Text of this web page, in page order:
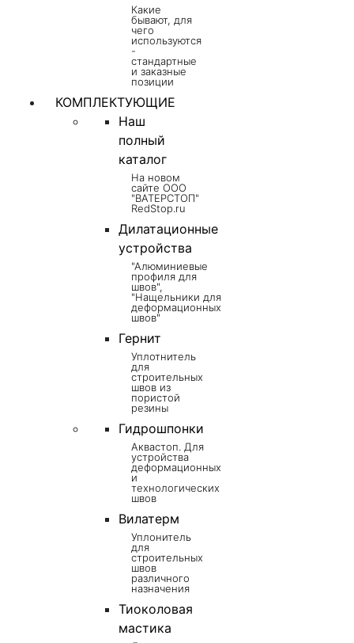
Какие
бывают, для
чего
используются
-
стандартные
и заказные
позиции
КОМПЛЕКТУЮЩИЕ
Наш
полный
каталог
На новом
сайте ООО
"ВАТЕРСТОП"
RedStop.ru
Дилатационные
устройства
"Алюминиевые
профиля для
швов",
"Нащельники для
деформационных
швов"
Гернит
Уплотнитель
для
строительных
швов из
пористой
резины
Гидрошпонки
Аквастоп. Для
устройства
деформационных
и
технологических
швов
Вилатерм
Уплонитель
для
строительных
швов
различного
назначения
Тиоколовая
мастика